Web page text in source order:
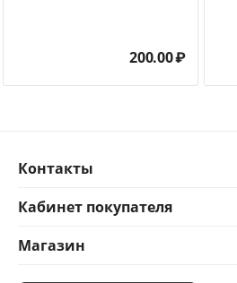
200.00₽
Контакты
Кабинет покупателя
Магазин